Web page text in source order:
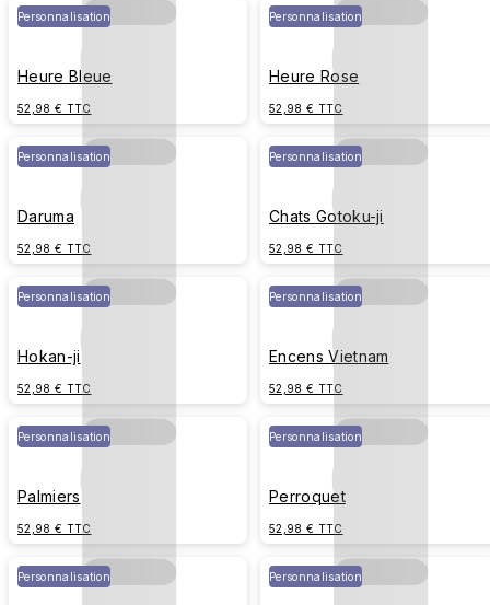
Personnalisation
Heure Bleue
52,98 € TTC
Personnalisation
Heure Rose
52,98 € TTC
Personnalisation
Daruma
52,98 € TTC
Personnalisation
Chats Gotoku-ji
52,98 € TTC
Personnalisation
Hokan-ji
52,98 € TTC
Personnalisation
Encens Vietnam
52,98 € TTC
Personnalisation
Palmiers
52,98 € TTC
Personnalisation
Perroquet
52,98 € TTC
Personnalisation Personnalisation